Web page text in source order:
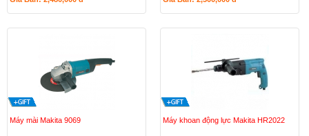
Máy mài Makita 9069 Máy khoan động lực Makita HR2022